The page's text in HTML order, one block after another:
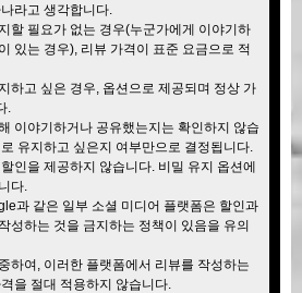
라고 생각합니다.
할 필요가 없는 경우(누군가에게 이야기하
있는 경우), 리뷰 가격이 표준 요금으로 적
하고 싶은 경우, 옵션으로 제공되며 정상 가
.
이야기하거나 공유했는지는 확인하지 않습
유지하고 싶은지 여부만으로 결정됩니다.
인을 제공하지 않습니다. 비밀 유지 옵션에
다.
과 같은 일부 소셜 미디어 플랫폼은 할인과
성하는 것을 금지하는 정책이 있음을 유의
하여, 이러한 플랫폼에서 리뷰를 작성하는
을 절대 적용하지 않습니다.